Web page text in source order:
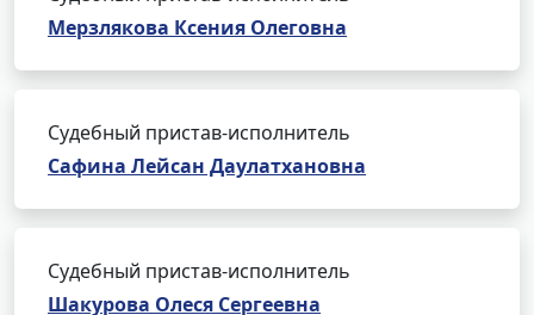
Мерзлякова Ксения Олеговна
Судебный пристав-исполнитель
Сафина Лейсан Даулатхановна
Судебный пристав-исполнитель
Шакурова Олеся Сергеевна